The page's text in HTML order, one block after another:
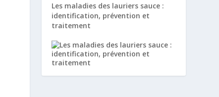
Les maladies des lauriers sauce :
identification, prévention et
traitement